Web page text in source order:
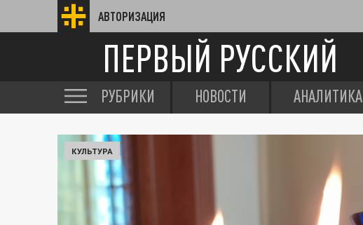
АВТОРИЗАЦИЯ
ПЕРВЫЙ РУССКИЙ
РУБРИКИ НОВОСТИ АНАЛИТИКА
КУЛЬТУРА